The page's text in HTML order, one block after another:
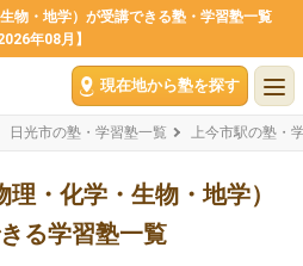
物・地学）が受講できる塾・学習塾一覧
2026年08月】
現在地から塾を探す
日光市の塾・学習塾一覧 上今市駅の塾・
・化学・生物・地学）
る学習塾一覧